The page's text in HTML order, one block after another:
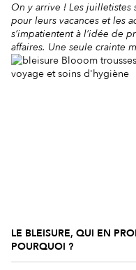
On y arrive ! Les juilletistes
pour leurs vacances et les
s’impatientent à l’idée de
affaires. Une seule crainte
le moment où on se rend
qu’on a trop mangé, trop bu
LE BLEISURE, QUI EN
POURQUOI ?